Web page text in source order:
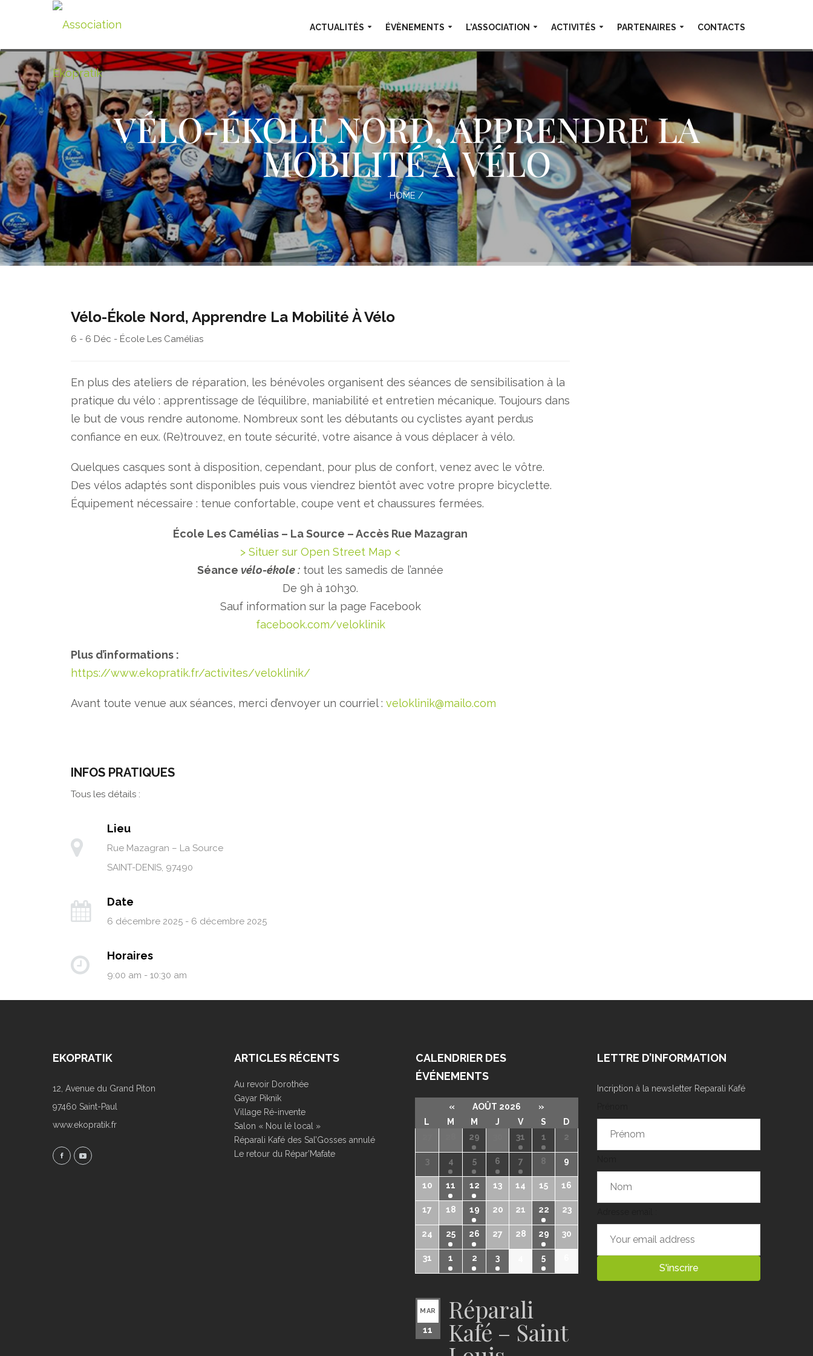
ACTUALITÉS ÉVÈNEMENTS L’ASSOCIATION ACTIVITÉS PARTENAIRES CONTACTS
VÉLO-ÉKOLE NORD, APPRENDRE LA
MOBILITÉ À VÉLO
HOME /
Vélo-Ékole Nord, Apprendre La Mobilité À Vélo
6 - 6 Déc - École Les Camélias
En plus des ateliers de réparation, les bénévoles organisent des séances de sensibilisation à la
pratique du vélo : apprentissage de l’équilibre, maniabilité et entretien mécanique. Toujours dans
le but de vous rendre autonome. Nombreux sont les débutants ou cyclistes ayant perdus
confiance en eux. (Re)trouvez, en toute sécurité, votre aisance à vous déplacer à vélo.
Quelques casques sont à disposition, cependant, pour plus de confort, venez avec le vôtre.
Des vélos adaptés sont disponibles puis vous viendrez bientôt avec votre propre bicyclette.
Équipement nécessaire : tenue confortable, coupe vent et chaussures fermées.
École Les Camélias – La Source – Accès Rue Mazagran
> Situer sur Open Street Map <
Séance vélo-ékole : tout les samedis de l’année
De 9h à 10h30.
Sauf information sur la page Facebook
facebook.com/veloklinik
Plus d’informations :
https://www.ekopratik.fr/activites/veloklinik/
Avant toute venue aux séances, merci d’envoyer un courriel : veloklinik@mailo.com
INFOS PRATIQUES
Tous les détails :
Lieu
Rue Mazagran – La Source
SAINT-DENIS, 97490
Date
6 décembre 2025 - 6 décembre 2025
Horaires
9:00 am - 10:30 am
EKOPRATIK
12, Avenue du Grand Piton
97460 Saint-Paul
www.ekopratik.fr
ARTICLES RÉCENTS
Au revoir Dorothée
Gayar Piknik
Village Ré-invente
Salon « Nou lé local »
Réparali Kafé des Sal’Gosses annulé
Le retour du Répar’Mafate
CALENDRIER DES
ÉVÉNEMENTS
« AOÛT 2026
»
L
M M J V S
D
29 31 1 2
3 4 5 6 7 8 9
10 11 12 13 14 15 16
17 18 19 20 21 22 23
24 25 26 27 28 29 30
31 1 2 3 5
MAR
11
Réparali
Kafé – Saint
LETTRE D’INFORMATION
Incription à la newsletter Reparali Kafé